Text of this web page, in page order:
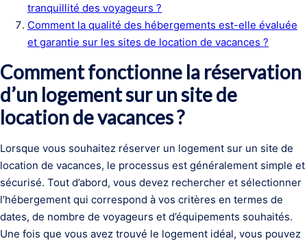
tranquillité des voyageurs ?
Comment la qualité des hébergements est-elle évaluée
et garantie sur les sites de location de vacances ?
Comment fonctionne la réservation
d’un logement sur un site de
location de vacances ?
Lorsque vous souhaitez réserver un logement sur un site de
location de vacances, le processus est généralement simple et
sécurisé. Tout d’abord, vous devez rechercher et sélectionner
l’hébergement qui correspond à vos critères en termes de
dates, de nombre de voyageurs et d’équipements souhaités.
Une fois que vous avez trouvé le logement idéal, vous pouvez